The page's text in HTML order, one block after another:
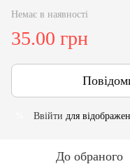
Немає в наявності
35.00 грн
Ввійти для
До обраного